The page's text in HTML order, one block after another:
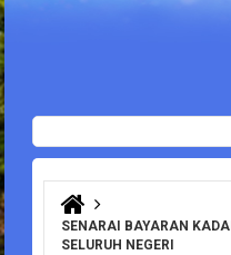
Borang carian
Anda di sini
SENARAI BAYARAN
SELURUH NEGERI